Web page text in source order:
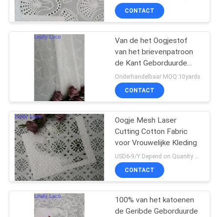
folie gedrukte stof
Geparelde
Borduurwerkstof
39
CONTACT
Van de het Oogjestof
van het brievenpatroon
de Kant Geborduurde
Doek van de de
Babykleding
Onderhandelbaar MOQ:10yards
CONTACT
Oogje Mesh Laser
Cutting Cotton Fabric
voor Vrouwelijke Kleding
CONTACT
100% van het katoenen
de Geribde Geborduurde